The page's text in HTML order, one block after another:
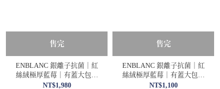
售完
ENBLANC 銀離子抗菌｜紅
絲絨極厚藍莓｜有蓋大包純
水濕紙巾｜70抽20包
NT$1,980
售完
ENBLANC 銀離子抗菌｜紅
絲絨極厚藍莓｜有蓋大包純
水濕紙巾｜70抽10包
NT$1,100